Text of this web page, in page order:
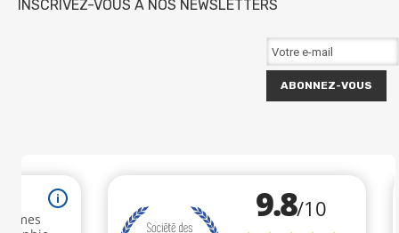
INSCRIVEZ-VOUS À NOS NEWSLETTERS
ABONNEZ-VOUS